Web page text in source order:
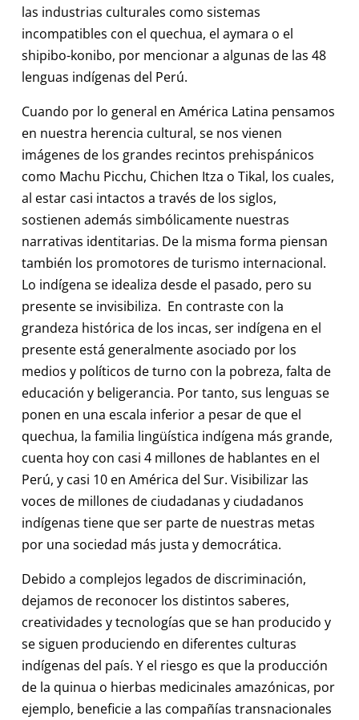
las industrias culturales como sistemas
incompatibles con el quechua, el aymara o el
shipibo-konibo, por mencionar a algunas de las 48
lenguas indígenas del Perú.
Cuando por lo general en América Latina pensamos
en nuestra herencia cultural, se nos vienen
imágenes de los grandes recintos prehispánicos
como Machu Picchu, Chichen Itza o Tikal, los cuales,
al estar casi intactos a través de los siglos,
sostienen además simbólicamente nuestras
narrativas identitarias. De la misma forma piensan
también los promotores de turismo internacional.
Lo indígena se idealiza desde el pasado, pero su
presente se invisibiliza. En contraste con la
grandeza histórica de los incas, ser indígena en el
presente está generalmente asociado por los
medios y políticos de turno con la pobreza, falta de
educación y beligerancia. Por tanto, sus lenguas se
ponen en una escala inferior a pesar de que el
quechua, la familia lingüística indígena más grande,
cuenta hoy con casi 4 millones de hablantes en el
Perú, y casi 10 en América del Sur. Visibilizar las
voces de millones de ciudadanas y ciudadanos
indígenas tiene que ser parte de nuestras metas
por una sociedad más justa y democrática.
Debido a complejos legados de discriminación,
dejamos de reconocer los distintos saberes,
creatividades y tecnologías que se han producido y
se siguen produciendo en diferentes culturas
indígenas del país. Y el riesgo es que la producción
de la quinua o hierbas medicinales amazónicas, por
ejemplo, beneficie a las compañías transnacionales